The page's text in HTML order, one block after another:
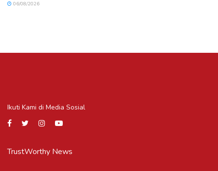
06/08/2026
Ikuti Kami di Media Sosial
TrustWorthy News